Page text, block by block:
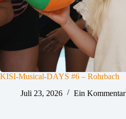
KISI-Musical-DAYS #6 – Rohrbach
Juli 23, 2026
Ein Kommentar